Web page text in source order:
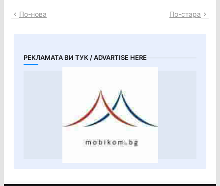
По-нова По-стара
РЕКЛАМАТА ВИ ТУК / ADVARTISE HERE